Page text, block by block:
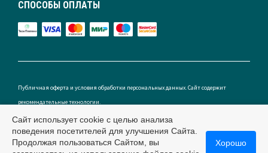
СПОСОБЫ ОПЛАТЫ
Публичная оферта и условия обработки персональных данных. Сайт содержит
рекомендательные технологии.
Сайт использует cookie с целью анализа
поведения посетителей для улучшения Сайта.
Продолжая пользоваться Сайтом, вы
Хорошо